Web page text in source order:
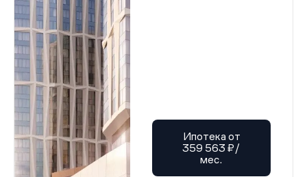
Ипотека от
359 563 ₽/
мес.